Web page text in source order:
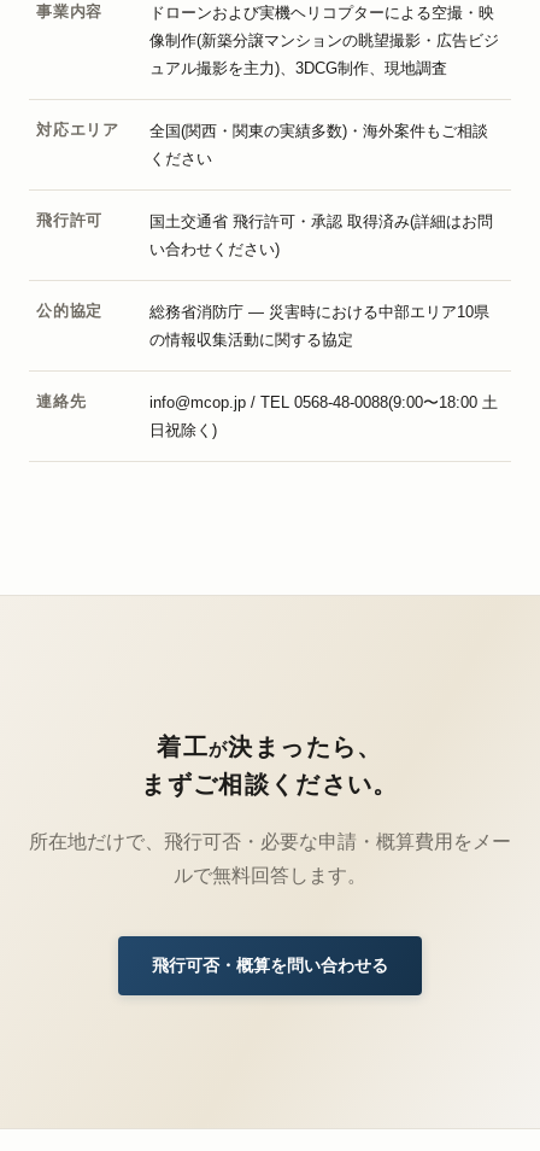
事業内容
ドローンおよび実機ヘリコプターによる空撮・映
像制作(新築分譲マンションの眺望撮影・広告ビジ
ュアル撮影を主力)、3DCG制作、現地調査
対応エリア
全国(関西・関東の実績多数)・海外案件もご相談
ください
飛行許可
国土交通省 飛行許可・承認 取得済み(詳細はお問
い合わせください)
公的協定
総務省消防庁 — 災害時における中部エリア10県
の情報収集活動に関する協定
連絡先
info@mcop.jp / TEL 0568-48-0088(9:00〜18:00 土
日祝除く)
着工が決まったら、
まずご相談ください。
所在地だけで、飛行可否・必要な申請・概算費用をメー
ルで無料回答します。
飛行可否・概算を問い合わせる